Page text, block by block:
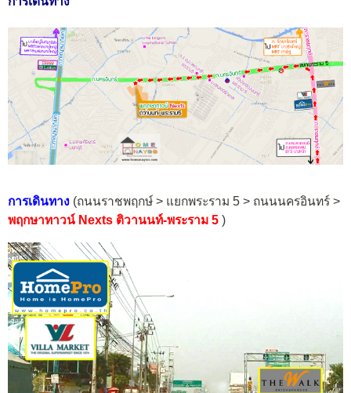
การเดินทาง (ถนนราชพฤกษ์ > แยกพระราม 5 > ถนนนครอินทร์ >
พฤกษาทาวน์ Nexts ติวานนท์-พระราม 5 )